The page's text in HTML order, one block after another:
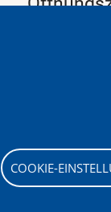
COOKIE-
Bild